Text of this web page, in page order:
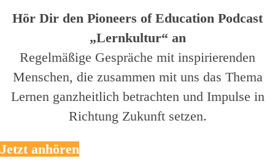
Hör Dir den Pioneers of Education Podcast
„Lernkultur“ an
Regelmäßige Gespräche mit inspirierenden
Menschen, die zusammen mit uns das Thema
Lernen ganzheitlich betrachten und Impulse in
Richtung Zukunft setzen.
Jetzt anhören